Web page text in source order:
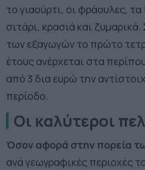
το γιαούρτι, οι φράουλες,
σιτάρι, κρασιά και ζυμαρικά.
των εξαγωγών το πρώτο
έτους ανέρχεται στα
από 3 δια ευρώ την
περίοδο.
Οι καλύτεροι
Όσον αφορά στην πορεία
ανά γεωγραφικές περιοχές